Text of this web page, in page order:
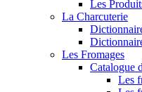
Les
La Charcuterie
Les Fromages
Catalogue
Les